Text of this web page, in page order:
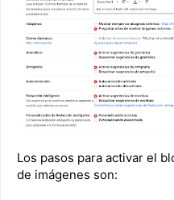
Los pasos para activar el
de imágenes son: